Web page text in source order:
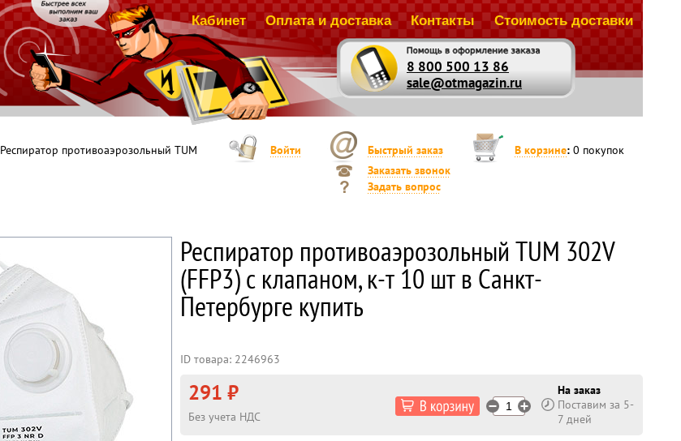
8 800 500 13 86
sale@otmagazin.ru
Кабинет Оплата и доставка Контакты Стоимость доставки
Респиратор противоаэрозольный TUM
Войти Быстрый заказ В корзине: 0 покупок
Заказать звонок
Задать вопрос
Респиратор противоаэрозольный TUM 302V
(FFP3) с клапаном, к-т 10 шт в Санкт-
Петербурге купить
ID товара: 2246963
291 ₽
Без учета НДС
На заказ
Поставим за 5-
7 дней